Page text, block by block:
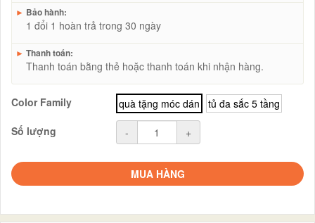
► Bảo hành:
1 đổi 1 hoàn trả trong 30 ngày
► Thanh toán:
Thanh toán bằng thẻ hoặc thanh toán khi nhận hàng.
Color Family quà tặng móc dán
tủ đa sắc 5 tầng
Số lượng
- +
MUA HÀNG